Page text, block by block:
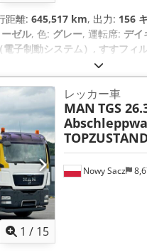
距離: 645,517 km, 出力: 156
ゼル, 色: グレー, 運転席: デイ
電子制動システム）, すすフィ
動ミラー, 電子安定制御プロ
1 / 15
Nowy Sacz
レッカー車
MAN TGS